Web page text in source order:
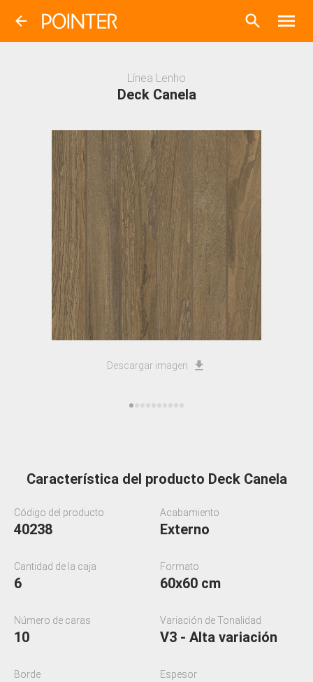
Descargar imagen
Línea Lenho
Deck Canela
Característica del producto Deck Canela
Código del producto
40238
Acabamiento
Externo
Cantidad de la caja
6
Formato
60x60 cm
Número de caras
10
Variación de Tonalidad
V3 - Alta variación
Borde Espesor